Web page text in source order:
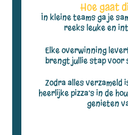
Hoe gaat
In kleine teams ga je
reeks leuke en
Elke overwinning
brengt jullie stap voor
Zodra alles verzameld
heerlijke pizza’s in de
genieten